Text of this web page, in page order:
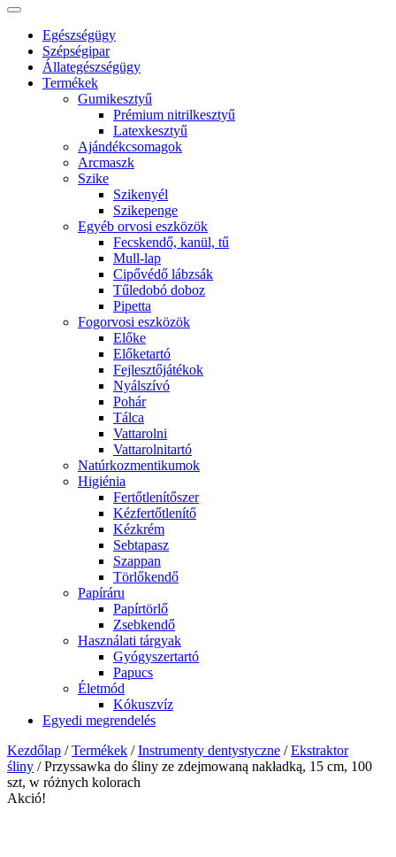
Egészségügy
Szépségipar
Állategészségügy
Termékek
Gumikesztyű
Prémium nitrilkesztyű
Latexkesztyű
Ajándékcsomagok
Arcmaszk
Szike
Szikenyél
Szikepenge
Egyéb orvosi eszközök
Fecskendő, kanül, tű
Mull-lap
Cipővédő lábzsák
Tűledobó doboz
Pipetta
Fogorvosi eszközök
Előke
Előketartó
Fejlesztőjátékok
Nyálszívó
Pohár
Tálca
Vattarolni
Vattarolnitartó
Natúrkozmentikumok
Higiénia
Fertőtlenítőszer
Kézfertőtlenítő
Kézkrém
Sebtapasz
Szappan
Törlőkendő
Papíráru
Papírtörlő
Zsebkendő
Használati tárgyak
Gyógyszertartó
Papucs
Életmód
Kókuszvíz
Egyedi megrendelés
Kezdőlap /Termékek /Instrumenty dentystyczne /Ekstraktor
śliny / Przyssawka do śliny ze zdejmowaną nakładką, 15 cm, 100
szt, w różnych kolorach
Akció!